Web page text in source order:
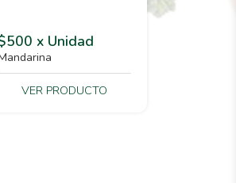
x Unidad
VER PRODUCTO